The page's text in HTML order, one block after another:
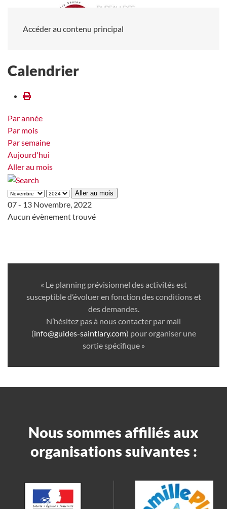
Accéder au contenu principal
Calendrier
Par année
Par mois
Par semaine
Aujourd'hui
Aller au mois
Aller au mois
07 - 13 Novembre, 2022
Aucun évènement trouvé
« Le planning prévisionnel des activités est
susceptible d’évoluer en fonction des conditions et
des demandes.
N’hésitez pas à nous contacter par mail
(info@guides-saintlary.com) pour organiser une
sortie spécifique »
Nous sommes affiliés aux
organisations suivantes :